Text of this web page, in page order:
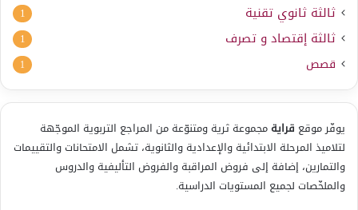
ثالثة ثانوي تقنية 1
ثالثة إقتصاد و تصرف 1
قصص 1
يوفّر موقع قرايةمجموعة ثرية ومتنوّعة من المراجع التربوية الموجّهة
لتلاميذ المرحلة الابتدائية والإعدادية والثانوية، تشمل الامتحانات والتقييمات
والتمارين، إضافة إلى فروض المراقبة والفروض التأليفية والدروس
والملخّصات لجميع المستويات الدراسية.